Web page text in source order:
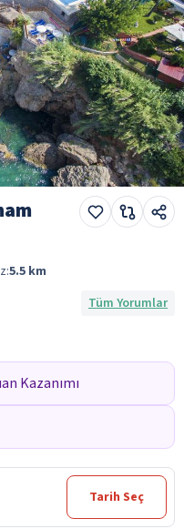
5.5 km
Tüm Yorumlar
Kazanımı
Tarih Seç